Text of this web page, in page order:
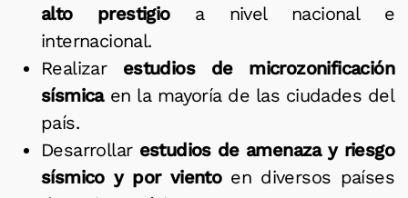
alto prestigioa nivel nacional e
internacional.
Realizar estudios de microzonificación
sísmicaen la mayoría de las ciudades del
país.
Desarrollar estudios de amenaza y riesgo
sísmico y por vientoen diversos países